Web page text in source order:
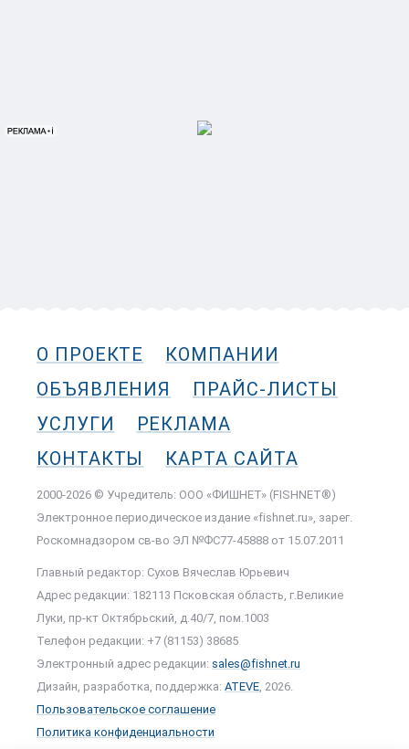
О ПРОЕКТЕ
КОМПАНИИ
ОБЪЯВЛЕНИЯ
ПРАЙС-ЛИСТЫ
УСЛУГИ
РЕКЛАМА
КОНТАКТЫ
КАРТА САЙТА
2000-2026 © Учредитель: ООО «ФИШНЕТ» (FISHNET®)
Электронное периодическое издание «fishnet.ru», зарег.
Роскомнадзором cв-во ЭЛ №ФС77-45888 от 15.07.2011
Главный редактор: Сухов Вячеслав Юрьевич
Адрес редакции: 182113 Псковская область, г.Великие
Луки, пр-кт Октябрьский, д.40/7, пом.1003
Телефон редакции: +7 (81153) 38685
Электронный адрес редакции: sales@fishnet.ru
Дизайн, разработка, поддержка: ATEVE , 2026.
Пользовательское соглашение
Политика конфиденциальности